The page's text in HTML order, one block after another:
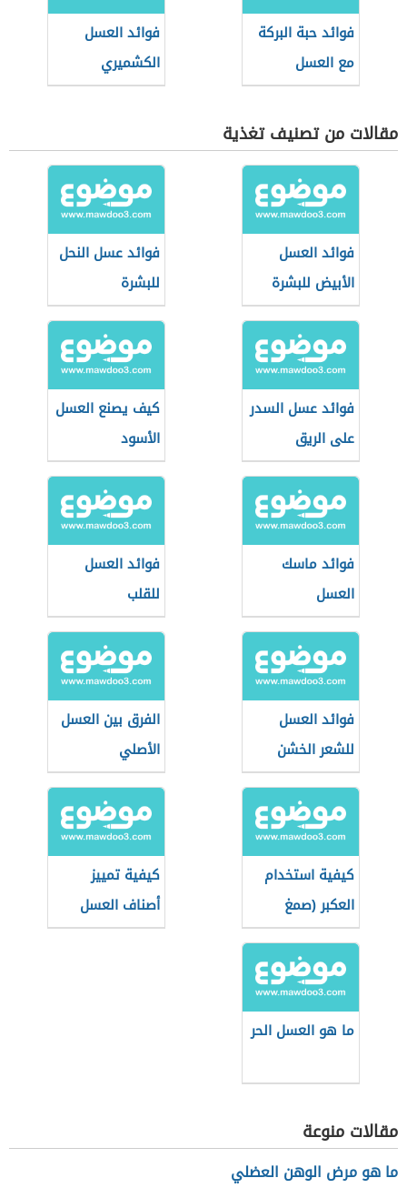
فوائد حبة البركة
مع العسل
فوائد العسل
الكشميري
مقالات من تصنيف تغذية
فوائد العسل
الأبيض للبشرة
فوائد عسل النحل
للبشرة
فوائد عسل السدر
على الريق
كيف يصنع العسل
الأسود
فوائد ماسك
العسل
فوائد العسل
للقلب
فوائد العسل
للشعر الخشن
الفرق بين العسل
الأصلي
والمغشوش
كيفية استخدام
العكبر (صمغ
النحل)
كيفية تمييز
أصناف العسل
التركي
ما هو العسل الحر
مقالات منوعة
ما هو مرض الوهن العضلي